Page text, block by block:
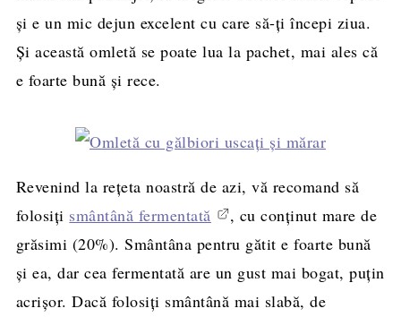
și e un mic dejun excelent cu care să-ți începi ziua.
Și această omletă se poate lua la pachet, mai ales că
e foarte bună și rece.
Revenind la rețeta noastră de azi, vă recomand să
folosiți smântână fermentată
, cu conținut mare de
grăsimi (20%). Smântâna pentru gătit e foarte bună
și ea, dar cea fermentată are un gust mai bogat, puțin
acrișor. Dacă folosiți smântână mai slabă, de